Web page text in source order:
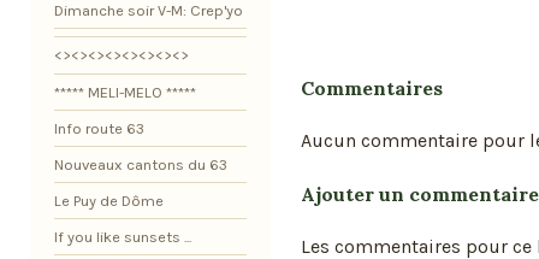
Commentaires
Aucun commentaire pour
Ajouter un commentaire
Les commentaires pour
Dimanche soir V-M: Crep'yo
<><><><><><><><>
***** MELI-MELO *****
Info route 63
Nouveaux cantons du 63
Le Puy de Dôme
If you like sunsets ...